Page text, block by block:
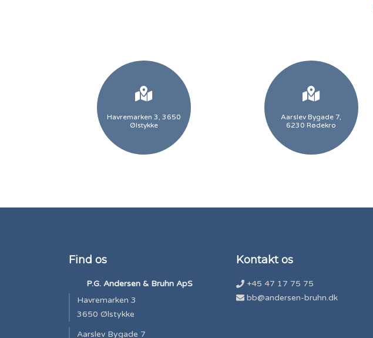
Havremarken 3, 3650
Ølstykke
Aarslev Bygade 7,
6230 Rødekro
Find os
P.G. Andersen & Bruhn ApS
Havremarken 3
3650 Ølstykke
Aarslev Bygade 7
Kontakt os
+45 47 17 75 75
bb@andersen-bruhn.dk